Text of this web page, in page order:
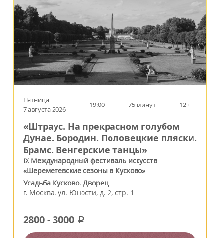
Пятница
7 августа 2026
19:00 75 минут 12+
«Штраус. На прекрасном голубом
Дунае. Бородин. Половецкие пляски.
Брамс. Венгерские танцы»
IX Международный фестиваль искусств
«Шереметевские сезоны в Кусково»
Усадьба Кусково. Дворец
г. Москва, ул. Юности, д. 2, стр. 1
2800-3000 a